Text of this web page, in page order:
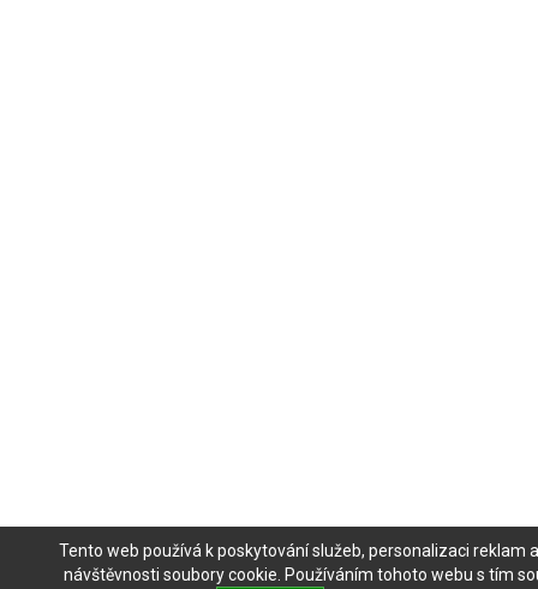
Tento web používá k poskytování služeb, personalizaci reklam
návštěvnosti soubory cookie. Používáním tohoto webu s tím